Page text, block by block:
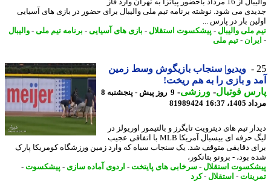
والیبال از 16 مرداد باحضور پیاتزا به تهران وارد فاز
می شود. نوشته برنامه تیم ملی والیبال برای حضور در بازی های آسیایی
بار در پارس ...
ملی والیبال-پیشکسوت استقلال-بازی های آسیایی-برنامه تیم ملی -والیبال
- تیم ملی
ویدیو| سنجاب بازیگوش وسط زمین
و بازی را به هم ریخت!
فوتبال-ورزشی-
9 روز پیش - پنجشنبه 8
16:37
81989424
تیم های دیترویت تایگرز و بالتیمور اوریولز در
لیگ حرفه ای بیسبال آمریکا MLB با اتفاقی عجیب
دقایقی متوقف شد. یک سنجاب سیاه که وارد زمین ورزشگاه کومریکا پارک
بود، - برونو بتانکور،
استقلال-سرخابی های پایتخت-اردوی آماده سازی- پیشکسوت-
-استقلال-کرد